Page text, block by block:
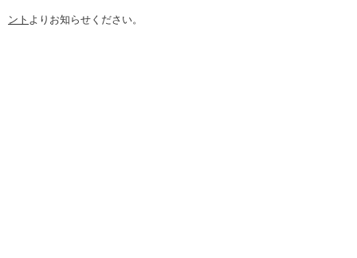
ント よりお知らせください。